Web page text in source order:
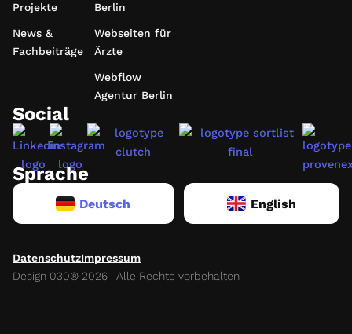
Projekte
News &
Fachbeiträge
Berlin
Webseiten für
Ärzte
Webflow
Agentur Berlin
Social
Sprache
Deutsch English
DatenschutzImpressum
Design 030® 2026 | Alle Rechte vorbehalten